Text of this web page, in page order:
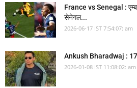
France vs Senegal :
सेनेगल...
2026-06-17 IST 7:54:07: am
Ankush Bharadwaj : 17
2026-01-08 IST 11:08:02: am